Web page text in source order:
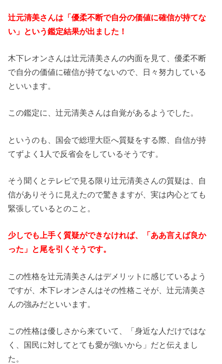
辻元清美さんは「優柔不断で自分の価値に確信が持てな
い」という鑑定結果が出ました！
木下レオンさんは辻元清美さんの内面を見て、優柔不断
で自分の価値に確信が持てないので、日々努力している
といいます。
この鑑定に、辻元清美さんは自覚があるようでした。
というのも、国会で総理大臣へ質疑をする際、自信が持
てずよく1人で反省会をしているそうです。
そう聞くとテレビで見る限り辻元清美さんの質疑は、自
信がありそうに見えたので驚きますが、実は内心とても
緊張しているとのこと。
少しでも上手く質疑ができなければ、「ああ言えば良か
った」と尾を引くそうです。
この性格を辻元清美さんはデメリットに感じているよう
ですが、木下レオンさんはその性格こそが、辻元清美さ
んの強みだといいます。
この性格は優しさから来ていて、「身近な人だけではな
く、国民に対してとても愛が強いから」だと伝えまし
た。